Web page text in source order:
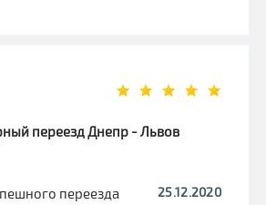
переезд Днепр - Львов
25.12.2020
переезда